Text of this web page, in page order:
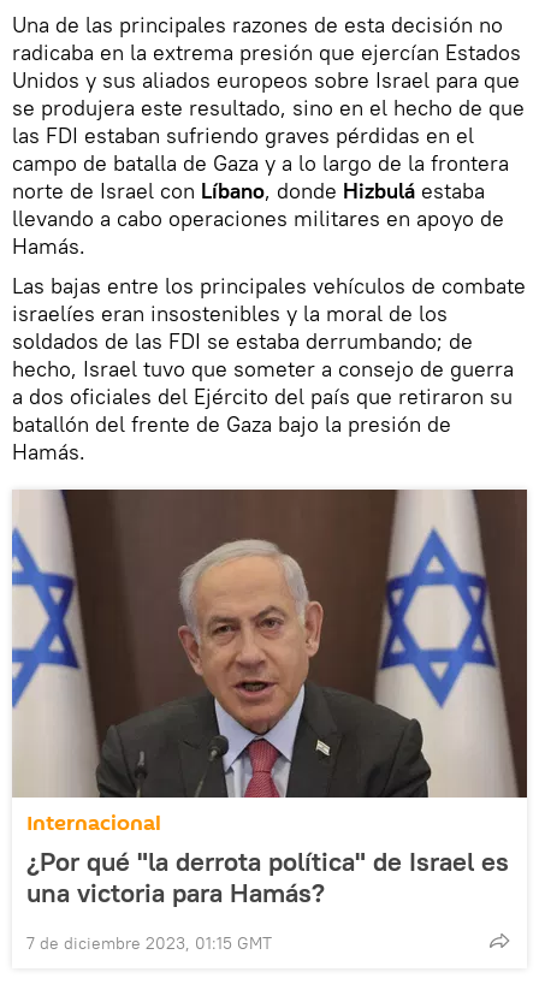
Una de las principales razones de esta decisión no
radicaba en la extrema presión que ejercían Estados
Unidos y sus aliados europeos sobre Israel para que
se produjera este resultado, sino en el hecho de que
las FDI estaban sufriendo graves pérdidas en el
campo de batalla de Gaza y a lo largo de la frontera
norte de Israel con Líbano, donde Hizbulá estaba
llevando a cabo operaciones militares en apoyo de
Hamás.
Las bajas entre los principales vehículos de combate
israelíes eran insostenibles y la moral de los
soldados de las FDI se estaba derrumbando; de
hecho, Israel tuvo que someter a consejo de guerra
a dos oficiales del Ejército del país que retiraron su
batallón del frente de Gaza bajo la presión de
Hamás.
Internacional
¿Por qué "la derrota política" de Israel es
una victoria para Hamás?
7 de diciembre 2023, 01:15 GMT